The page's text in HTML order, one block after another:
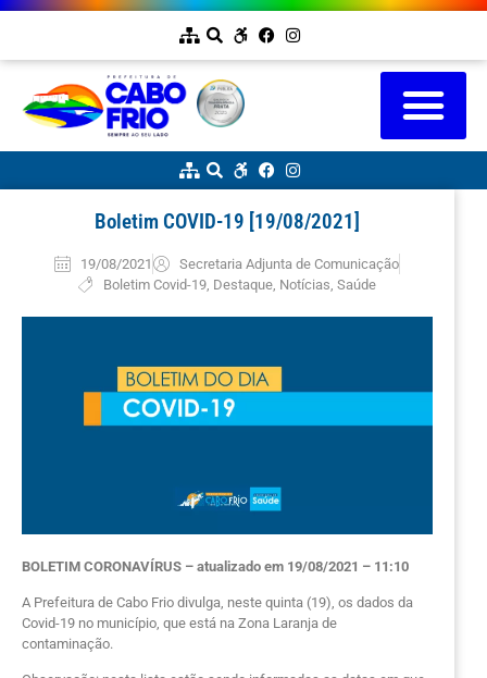
Boletim COVID-19 [19/08/2021]
19/08/2021
Secretaria Adjunta de Comunicação
Boletim Covid-19 Destaque Notícias ,Saúde
BOLETIM CORONAVÍRUS – atualizado em 19/08/2021 – 11:10
A Prefeitura de Cabo Frio divulga, neste quinta (19), os dados da
Covid-19 no município, que está na Zona Laranja de
contaminação.